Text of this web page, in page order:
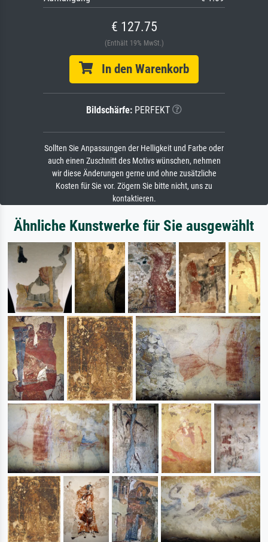
€ 127.75
(Enthält 19% MwSt.)
In den Warenkorb
Bildschärfe: PERFEKT
Sollten Sie Anpassungen der Helligkeit und Farbe oder
auch einen Zuschnitt des Motivs wünschen, nehmen
wir diese Änderungen gerne und ohne zusätzliche
Kosten für Sie vor. Zögern Sie bitte nicht, uns zu
kontaktieren.
Ähnliche Kunstwerke für Sie ausgewählt